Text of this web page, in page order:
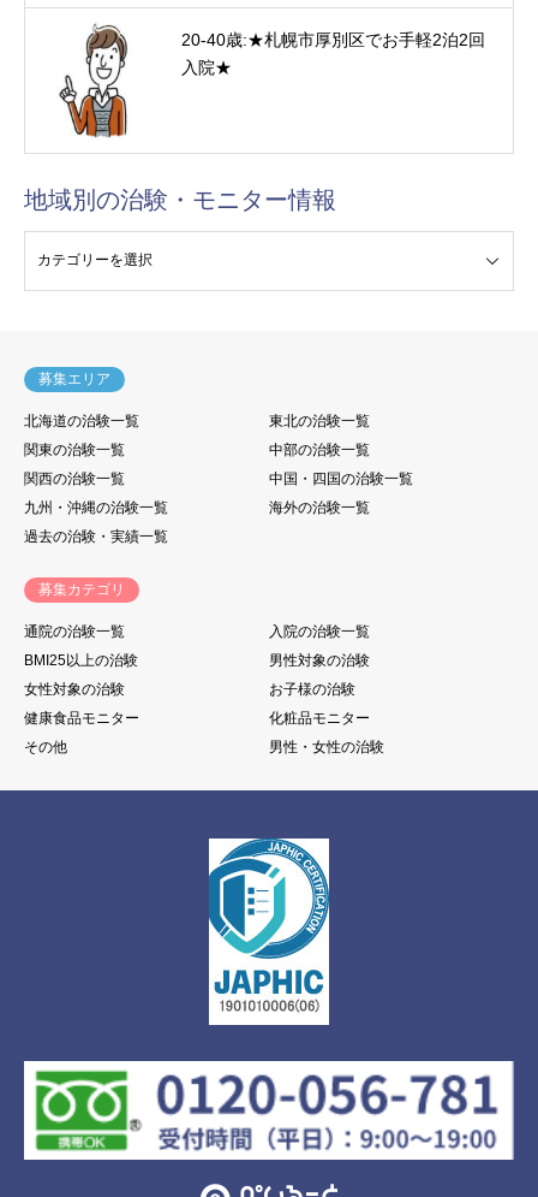
20-40歳:★札幌市厚別区でお手軽2泊2回
入院★
地域別の治験・モニター情報
募集エリア
北海道の治験一覧
東北の治験一覧
関東の治験一覧
中部の治験一覧
関西の治験一覧
中国・四国の治験一覧
九州・沖縄の治験一覧
海外の治験一覧
過去の治験・実績一覧
募集カテゴリ
通院の治験一覧
入院の治験一覧
BMI25以上の治験
男性対象の治験
女性対象の治験
お子様の治験
健康食品モニター
化粧品モニター
その他
男性・女性の治験